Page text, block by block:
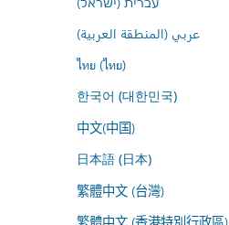
عربي (المنطقة العربية)
ไทย (ไทย)
한국어 (대한민국)
中文(中国)
日本語 (日本)
繁體中文 (台灣)
繁體中文 (香港特別行政區)